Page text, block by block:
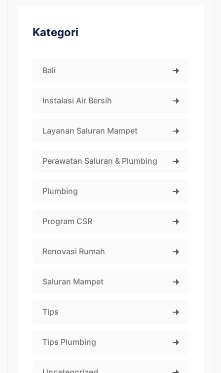
Kategori
Bali
Instalasi Air Bersih
Layanan Saluran Mampet
Perawatan Saluran & Plumbing
Plumbing
Program CSR
Renovasi Rumah
Saluran Mampet
Tips
Tips Plumbing